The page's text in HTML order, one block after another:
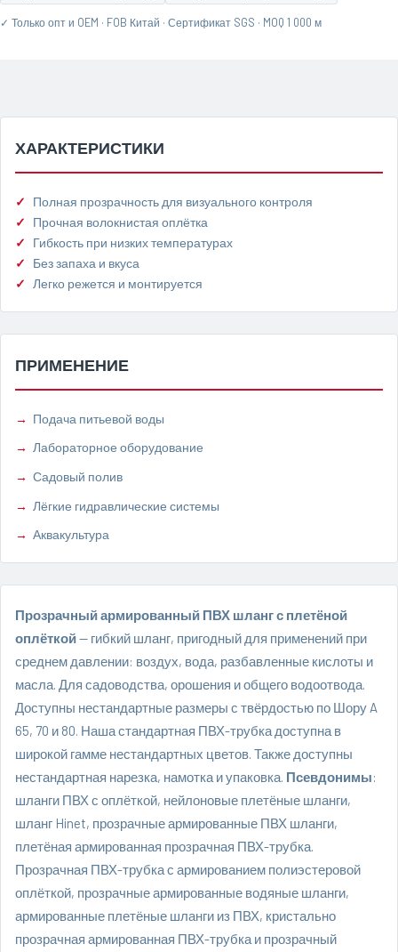
✓ Только опт и OEM · FOB Китай · Сертификат SGS · MOQ 1 000 м
ХАРАКТЕРИСТИКИ
Полная прозрачность для визуального контроля
Прочная волокнистая оплётка
Гибкость при низких температурах
Без запаха и вкуса
Легко режется и монтируется
ПРИМЕНЕНИЕ
Подача питьевой воды
Лабораторное оборудование
Садовый полив
Лёгкие гидравлические системы
Аквакультура
Прозрачный армированный ПВХ шланг с плетёной
оплёткой— гибкий шланг, пригодный для применений при
среднем давлении: воздух, вода, разбавленные кислоты и
масла. Для садоводства, орошения и общего водоотвода.
Доступны нестандартные размеры с твёрдостью по Шору A
65, 70 и 80. Наша стандартная ПВХ-трубка доступна в
широкой гамме нестандартных цветов. Также доступны
нестандартная нарезка, намотка и упаковка. Псевдонимы:
шланги ПВХ с оплёткой, нейлоновые плетёные шланги,
шланг Hinet, прозрачные армированные ПВХ шланги,
плетёная армированная прозрачная ПВХ-трубка.
Прозрачная ПВХ-трубка с армированием полиэстеровой
оплёткой, прозрачные армированные водяные шланги,
армированные плетёные шланги из ПВХ, кристально
прозрачная армированная ПВХ-трубка и прозрачный